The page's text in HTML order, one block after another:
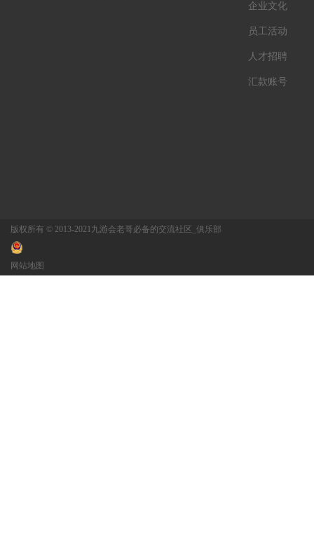
企业文化
员工活动
人才招聘
汇款账号
版权所有 © 2013-2021九游会老哥必备的交流社区_俱乐部
网站地图